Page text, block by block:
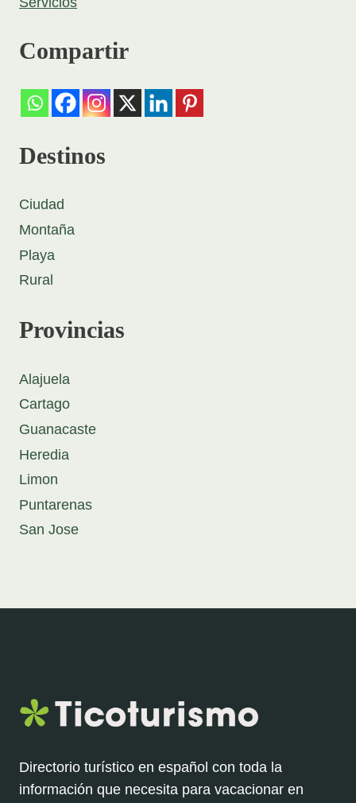
Compartir
Destinos
Ciudad
Montaña
Playa
Rural
Provincias
Alajuela
Cartago
Guanacaste
Heredia
Limon
Puntarenas
San Jose
Directorio turístico en español con toda la
información que necesita para vacacionar en